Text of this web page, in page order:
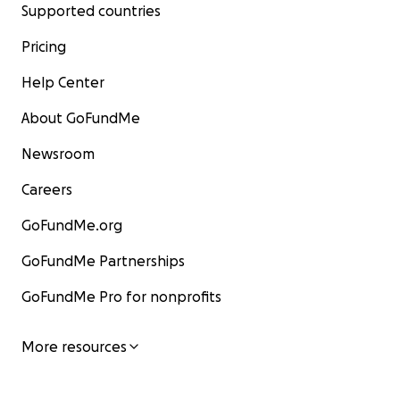
Supported countries
Pricing
Help Center
About GoFundMe
Newsroom
Careers
GoFundMe.org
GoFundMe Partnerships
GoFundMe Pro for nonprofits
More resources